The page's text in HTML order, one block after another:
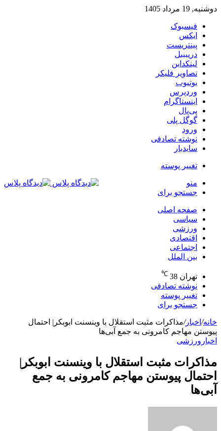
دوشنبه, 19 مرداد 1405
فیسبوک
ایکس
پینتریست
دریبببل
لینکداین
تصاویر فلیکر
یوتیوب
وردپرس
اینستاگرام
پی‌پال
گوگل پلی
ورود
نوشته تصادفی
سایدبار
تغییر پوسته
منو
جستجو برای
صفحه اصلی
سیاسی
ورزشی
اقتصادی
اجتماعی
بین الملل
تهران 38
℃
نوشته تصادفی
تغییر پوسته
جستجو برای
خانه/ اخبار/مذاکرات مثبت استقلال با وینسنت ابوبکر| احتمال
پیوستن مهاجم کامرونی به جمع آبی‌ها
اخبار ورزشی
مذاکرات مثبت استقلال با وینسنت ابوبکر|
احتمال پیوستن مهاجم کامرونی به جمع
آبی‌ها